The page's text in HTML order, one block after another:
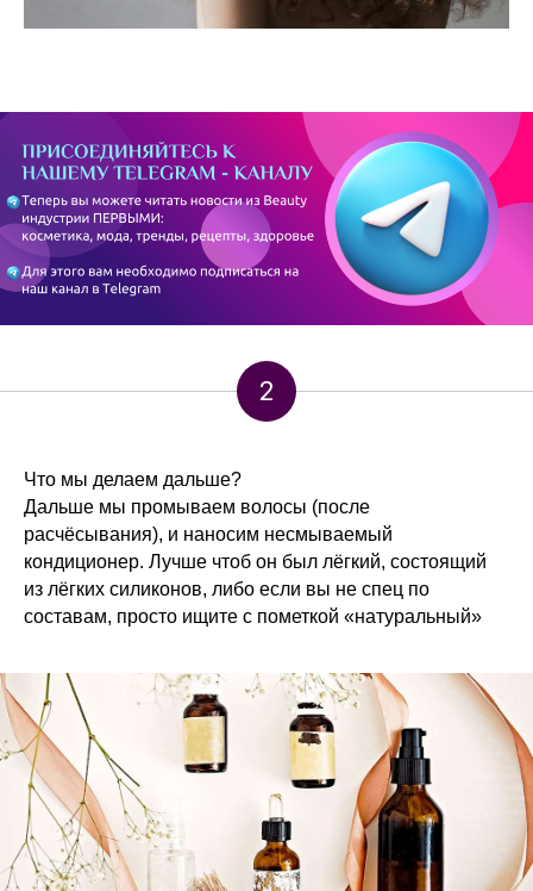
2
Что мы делаем дальше?
Дальше мы промываем волосы (после
расчёсывания), и наносим несмываемый
кондиционер. Лучше чтоб он был лёгкий, состоящий
из лёгких силиконов, либо если вы не спец по
составам, просто ищите с пометкой «натуральный»